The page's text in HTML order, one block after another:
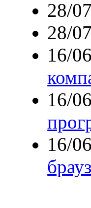
28/
28/
16/
16/
16/